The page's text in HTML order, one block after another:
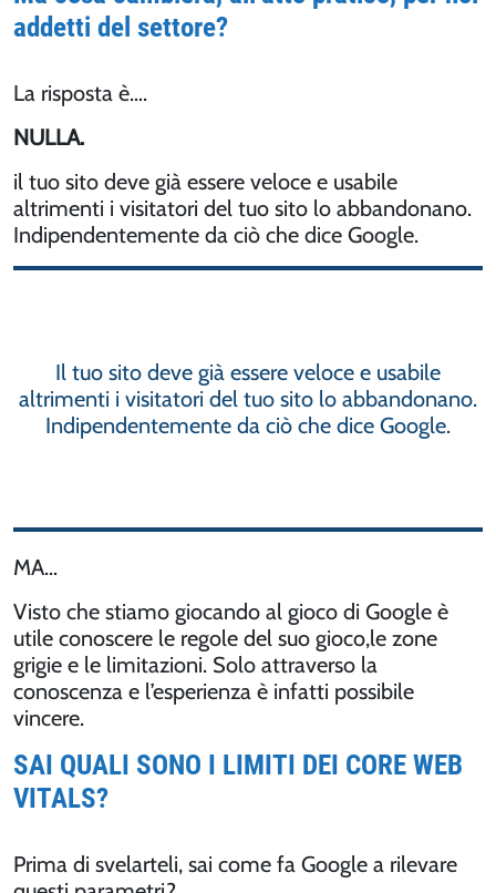
addetti del settore?
La risposta è….
NULLA.
il tuo sito deve già essere veloce e usabile
altrimenti i visitatori del tuo sito lo abbandonano.
Indipendentemente da ciò che dice Google.
Il tuo sito deve già essere veloce e usabile
altrimenti i visitatori del tuo sito lo abbandonano.
Indipendentemente da ciò che dice Google.
MA…
Visto che stiamo giocando al gioco di Google è
utile conoscere le regole del suo gioco,le zone
grigie e le limitazioni. Solo attraverso la
conoscenza e l’esperienza è infatti possibile
vincere.
SAI QUALI SONO I LIMITI DEI CORE WEB
VITALS?
Prima di svelarteli, sai come fa Google a rilevare